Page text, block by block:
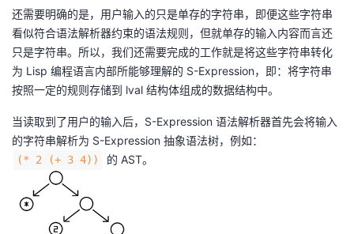
还需要明确的是，用户输入的只是单存的字符串，即便这些字符串
看似符合语法解析器约束的语法规则，但就单存的输入内容而言还
只是字符串。所以，我们还需要完成的工作就是将这些字符串转化
为 Lisp 编程语言内部所能够理解的 S-Expression，即：将字符串
按照一定的规则存储到 lval 结构体组成的数据结构中。
当读取到了用户的输入后，S-Expression 语法解析器首先会将输入
的字符串解析为 S-Expression 抽象语法树，例如：
(* 2 (+ 3 4)) 的 AST。